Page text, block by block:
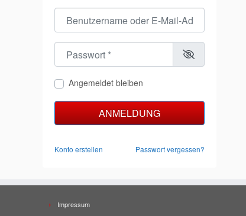
Angemeldet bleiben
ANMELDUNG
Konto erstellen Passwort vergessen?
Impressum